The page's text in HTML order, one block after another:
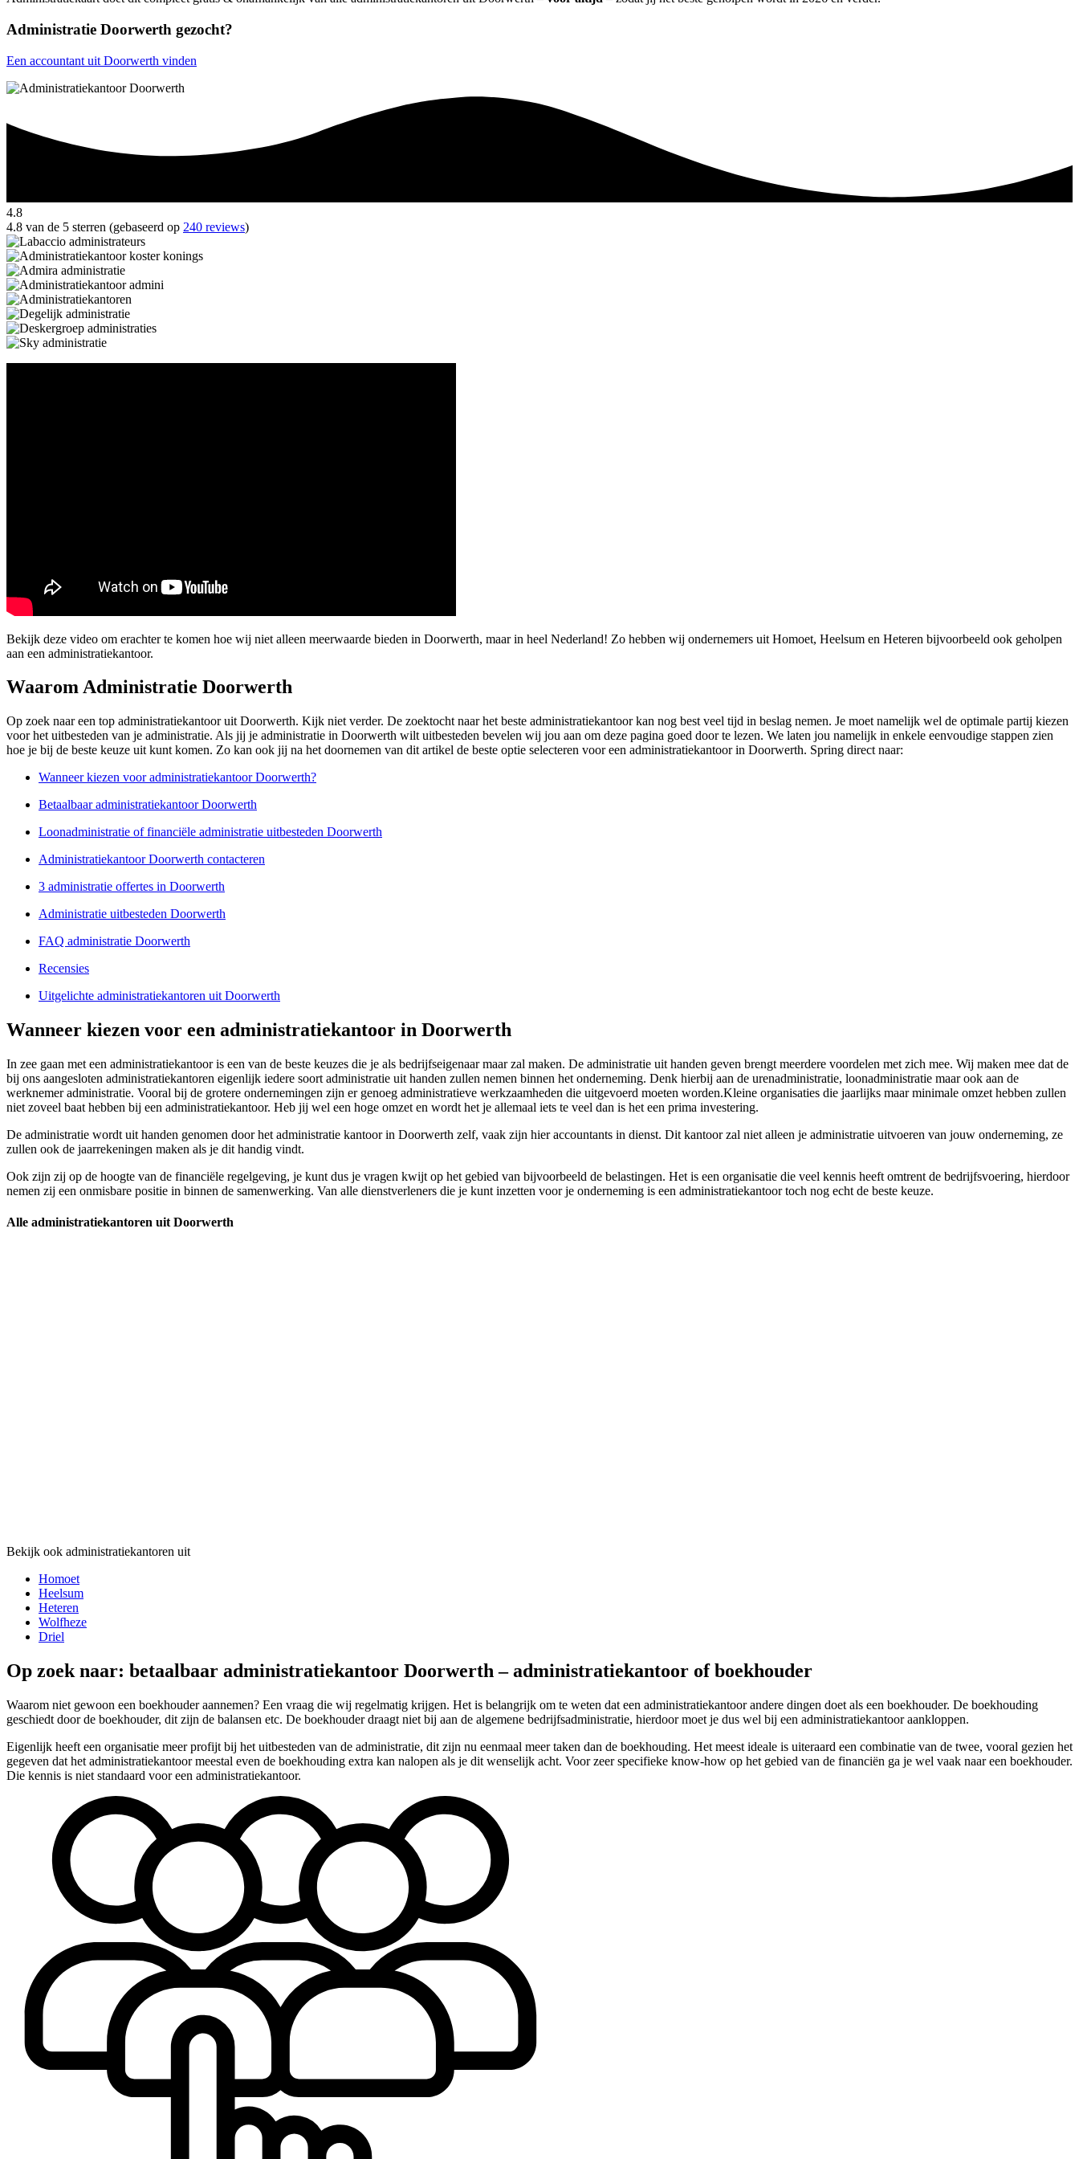
Administratie Doorwerth gezocht?
Een accountant uit Doorwerth vinden
4.8
4.8 van de 5 sterren (gebaseerd op 240 reviews)
Bekijk deze video om erachter te komen hoe wij niet alleen meerwaarde bieden in Doorwerth, maar in heel Nederland! Zo hebben wij ondernemers uit Homoet, Heelsum en Heteren bijvoorbeeld ook geholpen
aan een administratiekantoor.
Waarom Administratie Doorwerth
Op zoek naar een top administratiekantoor uit Doorwerth. Kijk niet verder. De zoektocht naar het beste administratiekantoor kan nog best veel tijd in beslag nemen. Je moet namelijk wel de optimale partij kiezen
voor het uitbesteden van je administratie. Als jij je administratie in Doorwerth wilt uitbesteden bevelen wij jou aan om deze pagina goed door te lezen. We laten jou namelijk in enkele eenvoudige stappen zien
hoe je bij de beste keuze uit kunt komen. Zo kan ook jij na het doornemen van dit artikel de beste optie selecteren voor een administratiekantoor in Doorwerth. Spring direct naar:
Wanneer kiezen voor administratiekantoor Doorwerth?
Betaalbaar administratiekantoor Doorwerth
Loonadministratie of financiële administratie uitbesteden Doorwerth
Administratiekantoor Doorwerth contacteren
3 administratie offertes in Doorwerth
Administratie uitbesteden Doorwerth
FAQ administratie Doorwerth
Recensies
Uitgelichte administratiekantoren uit Doorwerth
Wanneer kiezen voor een administratiekantoor in Doorwerth
In zee gaan met een administratiekantoor is een van de beste keuzes die je als bedrijfseigenaar maar zal maken. De administratie uit handen geven brengt meerdere voordelen met zich mee. Wij maken mee dat de
bij ons aangesloten administratiekantoren eigenlijk iedere soort administratie uit handen zullen nemen binnen het onderneming. Denk hierbij aan de urenadministratie, loonadministratie maar ook aan de
werknemer administratie. Vooral bij de grotere ondernemingen zijn er genoeg administratieve werkzaamheden die uitgevoerd moeten worden.Kleine organisaties die jaarlijks maar minimale omzet hebben zullen
niet zoveel baat hebben bij een administratiekantoor. Heb jij wel een hoge omzet en wordt het je allemaal iets te veel dan is het een prima investering.
De administratie wordt uit handen genomen door het administratie kantoor in Doorwerth zelf, vaak zijn hier accountants in dienst. Dit kantoor zal niet alleen je administratie uitvoeren van jouw onderneming, ze
zullen ook de jaarrekeningen maken als je dit handig vindt.
Ook zijn zij op de hoogte van de financiële regelgeving, je kunt dus je vragen kwijt op het gebied van bijvoorbeeld de belastingen. Het is een organisatie die veel kennis heeft omtrent de bedrijfsvoering, hierdoor
nemen zij een onmisbare positie in binnen de samenwerking. Van alle dienstverleners die je kunt inzetten voor je onderneming is een administratiekantoor toch nog echt de beste keuze.
Alle administratiekantoren uit Doorwerth
Bekijk ook administratiekantoren uit
Homoet
Heelsum
Heteren
Wolfheze
Driel
Op zoek naar: betaalbaar administratiekantoor Doorwerth – administratiekantoor of boekhouder
Waarom niet gewoon een boekhouder aannemen? Een vraag die wij regelmatig krijgen. Het is belangrijk om te weten dat een administratiekantoor andere dingen doet als een boekhouder. De boekhouding
geschiedt door de boekhouder, dit zijn de balansen etc. De boekhouder draagt niet bij aan de algemene bedrijfsadministratie, hierdoor moet je dus wel bij een administratiekantoor aankloppen.
Eigenlijk heeft een organisatie meer profijt bij het uitbesteden van de administratie, dit zijn nu eenmaal meer taken dan de boekhouding. Het meest ideale is uiteraard een combinatie van de twee, vooral gezien het
gegeven dat het administratiekantoor meestal even de boekhouding extra kan nalopen als je dit wenselijk acht. Voor zeer specifieke know-how op het gebied van de financiën ga je wel vaak naar een boekhouder.
Die kennis is niet standaard voor een administratiekantoor.